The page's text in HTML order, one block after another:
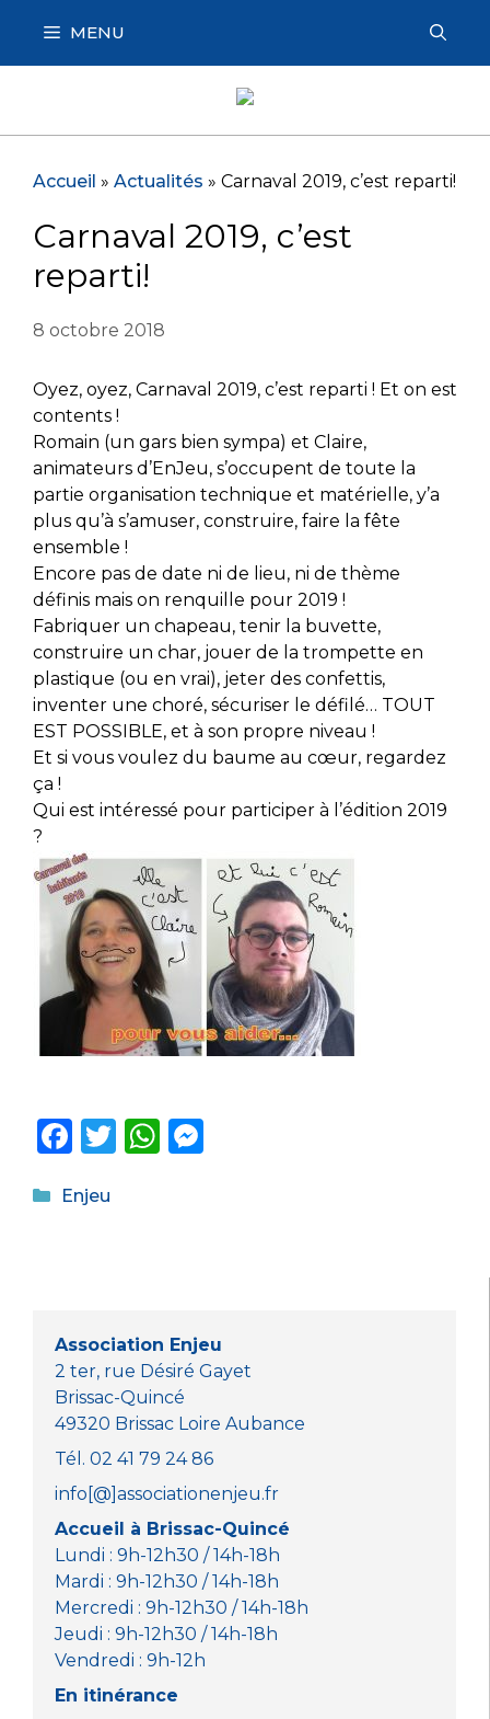
contenu
MENU
Accueil » Actualités » Carnaval 2019, c’est reparti!
Carnaval 2019, c’est
reparti!
8 octobre 2018
Oyez, oyez, Carnaval 2019, c’est reparti ! Et on est
contents !
Romain (un gars bien sympa) et Claire,
animateurs d’EnJeu, s’occupent de toute la
partie organisation technique et matérielle, y’a
plus qu’à s’amuser, construire, faire la fête
ensemble !
Encore pas de date ni de lieu, ni de thème
définis mais on renquille pour 2019 !
Fabriquer un chapeau, tenir la buvette,
construire un char, jouer de la trompette en
plastique (ou en vrai), jeter des confettis,
inventer une choré, sécuriser le défilé… TOUT
EST POSSIBLE, et à son propre niveau !
Et si vous voulez du baume au cœur, regardez
ça !
Qui est intéressé pour participer à l’édition 2019
?
F
c
o
k
T
W
p er
Catégories
Enjeu
Association Enjeu
2 ter, rue Désiré Gayet
Brissac-Quincé
49320 Brissac Loire Aubance
Tél. 02 41 79 24 86
info[@]associationenjeu.fr
Accueil à Brissac-Quincé
Lundi : 9h-12h30 / 14h-18h
Mardi : 9h-12h30 / 14h-18h
Mercredi : 9h-12h30 / 14h-18h
Jeudi : 9h-12h30 / 14h-18h
Vendredi : 9h-12h
En itinérance